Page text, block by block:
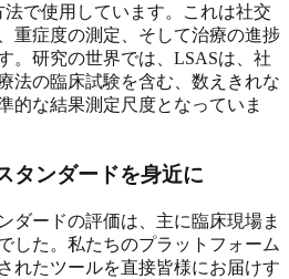
で使用しています。これは社交
重症度の測定、そして治療の進捗
。研究の世界では、LSASは、社
法の臨床試験を含む、数えきれな
的な結果測定尺度となっていま
タンダードを身近に
ダードの評価は、主に臨床現場ま
した。私たちのプラットフォーム
れたツールを直接皆様にお届けす